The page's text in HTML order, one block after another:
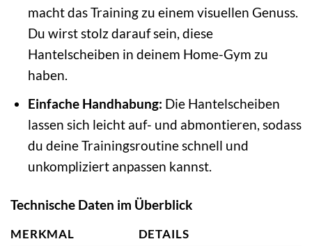
macht das Training zu einem visuellen Genuss.
Du wirst stolz darauf sein, diese
Hantelscheiben in deinem Home-Gym zu
haben.
Einfache Handhabung: Die Hantelscheiben
lassen sich leicht auf- und abmontieren, sodass
du deine Trainingsroutine schnell und
unkompliziert anpassen kannst.
Technische Daten im Überblick
MERKMAL
DETAILS